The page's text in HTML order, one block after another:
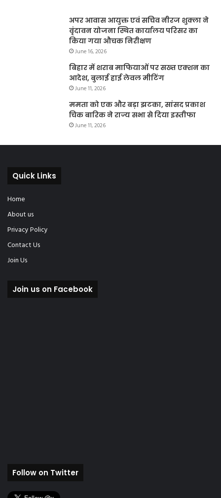
अपर आवास आयुक्त एवं सचिव नीरज शुक्ला ने
वृंदावन योजना स्थित कार्यालय परिसर का
किया गया औचक निरीक्षण
June 16, 2026
बिहार में शराब माफियाओं पर सख्त एक्शन का
आदेश, बुलाई हाई लेवल मीटिंग
June 11, 2026
ममता को एक और बड़ा झटका, सांसद प्रकाश
चिक बारिक ने राज्य सभा से दिया इस्तीफा
June 11, 2026
Quick Links
Home
About us
Privacy Policy
Contact Us
Join Us
Join us on Facebook
Follow on Twitter